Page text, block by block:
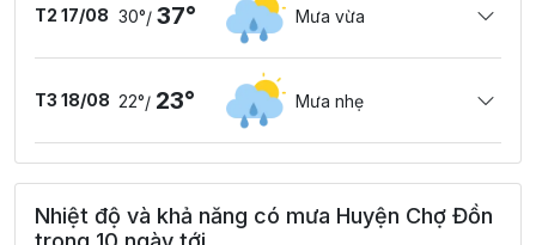
T2 17/08 30°/ 37° Mưa vừa
T3 18/08 22°/ 23° Mưa nhẹ
Nhiệt độ và khả năng có mưa Huyện Chợ Đồn